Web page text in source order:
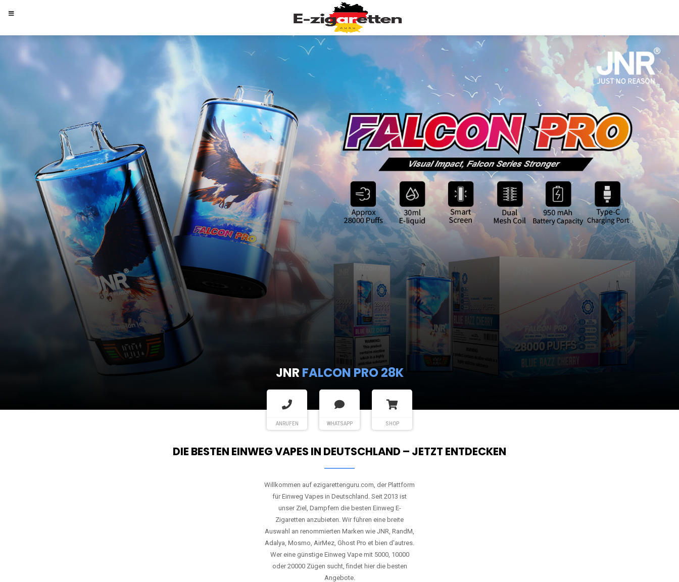
JNR FALCON PRO 28K
ANRUFEN WHATSAPP SHOP
DIE BESTEN EINWEG VAPES IN DEUTSCHLAND – JETZT ENTDECKEN
Willkommen auf ezigarettenguru.com, der Plattform
für Einweg Vapes in Deutschland. Seit 2013 ist
unser Ziel, Dampfern die besten Einweg E-
Zigaretten anzubieten. Wir führen eine breite
Auswahl an renommierten Marken wie JNR, RandM,
Adalya, Mosmo, AirMez, Ghost Pro et bien d'autres.
Wer eine günstige Einweg Vape mit 5000, 10000
oder 20000 Zügen sucht, findet hier die besten
Angebote.